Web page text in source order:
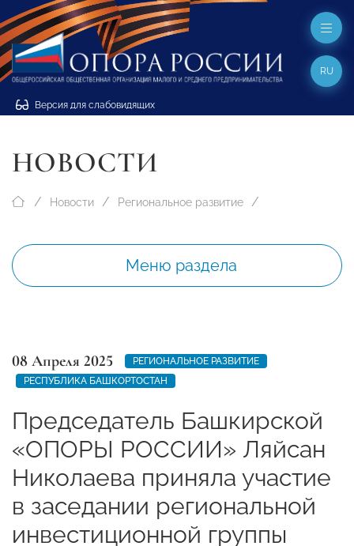
Версия для слабовидящих
RU
НОВОСТИ
Новости Региональное развитие
Меню раздела
08 Апреля 2025
РЕГИОНАЛЬНОЕ РАЗВИТИЕ
РЕСПУБЛИКА БАШКОРТОСТАН
Председатель Башкирской
«ОПОРЫ РОССИИ» Ляйсан
Николаева приняла участие
в заседании региональной
инвестиционной группы